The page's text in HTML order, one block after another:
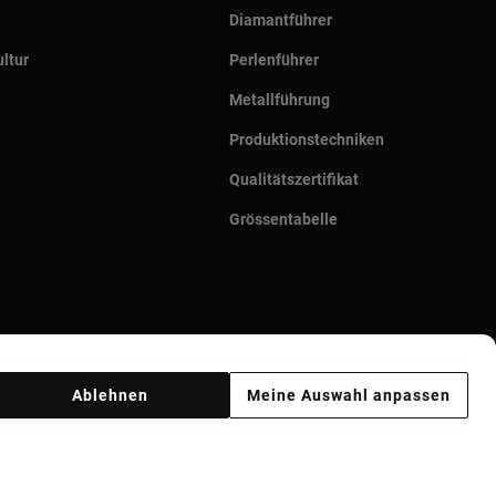
Diamantführer
Perlenführer
Metallführung
Produktionstechniken
Qualitätszertifikat
Grössentabelle
Meine Auswahl anpassen
Ablehnen